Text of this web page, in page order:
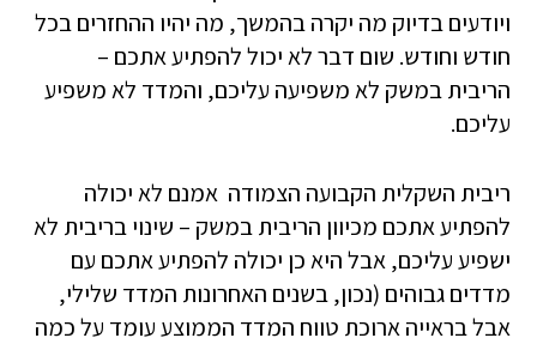
ויודעים בדיוק מה יקרה בהמשך, מה יהיו ההחזרים בכל
חודש וחודש. שום דבר לא יכול להפתיע אתכם –
הריבית במשק לא משפיעה עליכם, והמדד לא משפיע
עליכם.
ריבית השקלית הקבועה הצמודה אמנם לא יכולה
להפתיע אתכם מכיוון הריבית במשק – שינוי בריבית לא
ישפיע עליכם, אבל היא כן יכולה להפתיע אתכם עם
מדדים גבוהים (נכון, בשנים האחרונות המדד שלילי,
אבל בראייה ארוכת טווח המדד הממוצע עומד על כמה